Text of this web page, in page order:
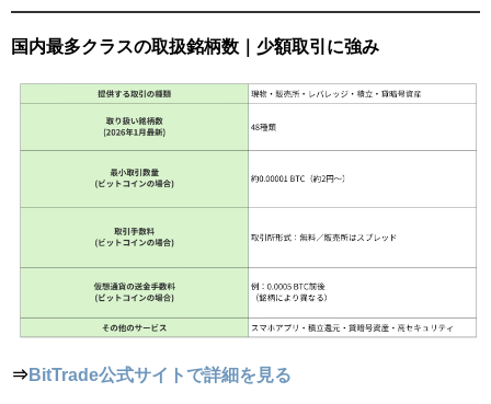
国内最多クラスの取扱銘柄数｜少額取引に強み
⇒BitTrade公式サイトで詳細を見る